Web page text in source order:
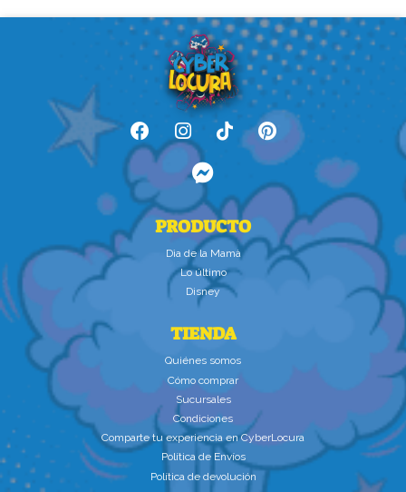
PRODUCTO
Dìa de la Mamà
Lo último
Disney
TIENDA
Quiénes somos
Cómo comprar
Sucursales
Condiciones
Comparte tu experiencia en CyberLocura
Política de Envíos
Política de devolución